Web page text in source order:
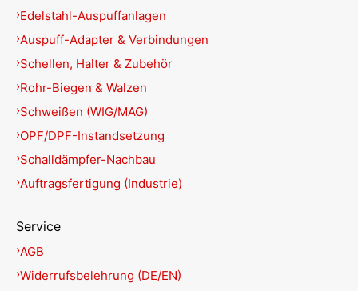
Edelstahl-Auspuffanlagen
Auspuff-Adapter & Verbindungen
Schellen, Halter & Zubehör
Rohr-Biegen & Walzen
Schweißen (WIG/MAG)
OPF/DPF-Instandsetzung
Schalldämpfer-Nachbau
Auftragsfertigung (Industrie)
Service
AGB
Widerrufsbelehrung (DE/EN)